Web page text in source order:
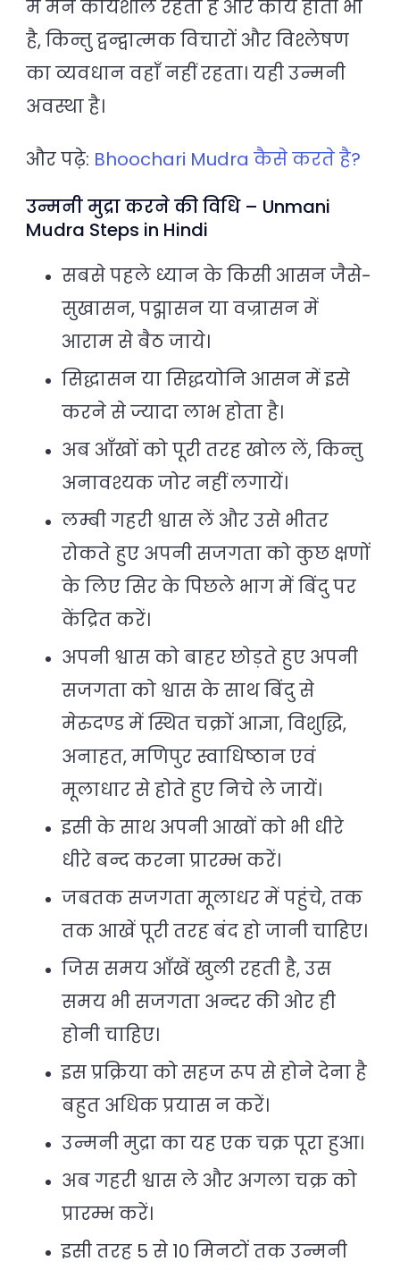
में मन कार्यशील रहता है और कार्य होती भी
है, किन्तु द्वन्द्वात्मक विचारों और विश्लेषण
का व्यवधान वहाँ नहीं रहता। यही उन्मनी
अवस्था है।
और पढ़े: Bhoochari Mudra कैसे करते है?
उन्मनी मुद्रा करने की विधि – Unmani
Mudra Steps in Hindi
सबसे पहले ध्यान के किसी आसन जैसे-
सुखासन, पद्मासन या वज्रासन में
आराम से बैठ जाये।
सिद्धासन या सिद्धयोनि आसन में इसे
करने से ज्यादा लाभ होता है।
अब आँखों को पूरी तरह खोल लें, किन्तु
अनावश्यक जोर नहीं लगायें।
लम्बी गहरी श्वास लें और उसे भीतर
रोकते हुए अपनी सजगता को कुछ क्षणों
के लिए सिर के पिछले भाग में बिंदु पर
केंद्रित करें।
अपनी श्वास को बाहर छोड़ते हुए अपनी
सजगता को श्वास के साथ बिंदु से
मेरुदण्ड में स्थित चक्रों आज्ञा, विशुद्धि,
अनाहत, मणिपुर स्वाधिष्ठान एवं
मूलाधार से होते हुए निचे ले जायें।
इसी के साथ अपनी आखों को भी धीरे
धीरे बन्द करना प्रारम्भ करें।
जबतक सजगता मूलाधर में पहुंचे, तक
तक आखें पूरी तरह बंद हो जानी चाहिए।
जिस समय आँखें खुली रहती है, उस
समय भी सजगता अन्दर की ओर ही
होनी चाहिए।
इस प्रक्रिया को सहज रूप से होने देना है
बहुत अधिक प्रयास न करें।
उन्मनी मुद्रा का यह एक चक्र पूरा हुआ।
अब गहरी श्वास ले और अगला चक्र को
प्रारम्भ करें।
इसी तरह 5 से 10 मिनटों तक उन्मनी